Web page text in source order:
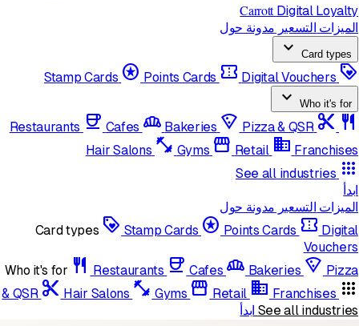
Carrott Digital Loyalty
الميزات التسعير مدونة حول
Card types
expand_more
loyalty
Stamp Cards stars Points Cards confirmation_number Digital Vouchers
Who it's for
expand_more
restaurant
Restaurants coffee Cafes bakery_dining Bakeries local_pizza Pizza & QSR content_cut
Hair Salons fitness_center Gyms storefront Retail domain Franchises
apps
See all industries
ابدأ
الميزات التسعير مدونة حول
Card types loyalty Stamp Cards stars Points Cards confirmation_number Digital
Vouchers
Who it's for restaurant Restaurants coffee Cafes bakery_dining Bakeries local_pizza Pizza
& QSR content_cut Hair Salons fitness_center Gyms storefront Retail domain Franchises apps
See all industries ابدأ